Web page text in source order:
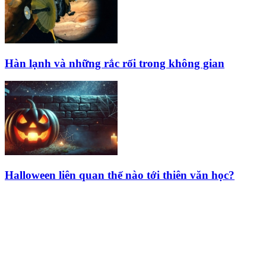
Hàn lạnh và những rắc rối trong không gian
Halloween liên quan thế nào tới thiên văn học?